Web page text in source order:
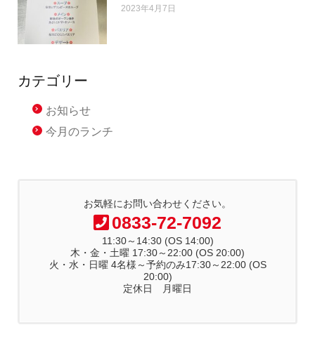
2023年4月7日
カテゴリー
お知らせ
今月のランチ
お気軽にお問い合わせください。
0833-72-7092
11:30～14:30 (OS 14:00)
木・金・土曜 17:30～22:00 (OS 20:00)
火・水・日曜 4名様～予約のみ17:30～22:00 (OS
20:00)
定休日 月曜日